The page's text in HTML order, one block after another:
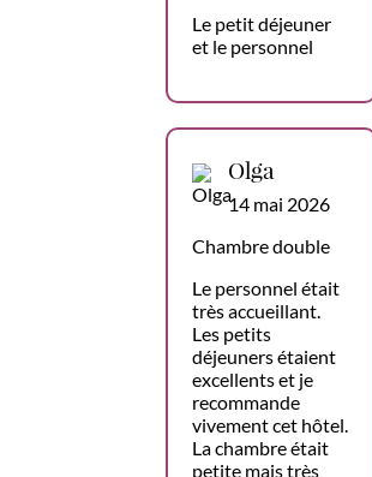
Le petit déjeuner
et le personnel
Olga
14 mai 2026
Chambre double
Le personnel était
très accueillant.
Les petits
déjeuners étaient
excellents et je
recommande
vivement cet hôtel.
La chambre était
petite mais très